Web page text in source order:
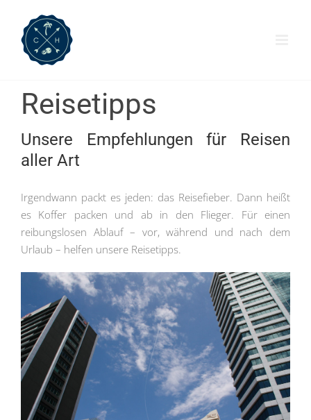
Inhalt
springen
Reisetipps
Unsere Empfehlungen für Reisen
aller Art
Irgendwann packt es jeden: das Reisefieber. Dann heißt
es Koffer packen und ab in den Flieger. Für einen
reibungslosen Ablauf – vor, während und nach dem
Urlaub – helfen unsere Reisetipps.